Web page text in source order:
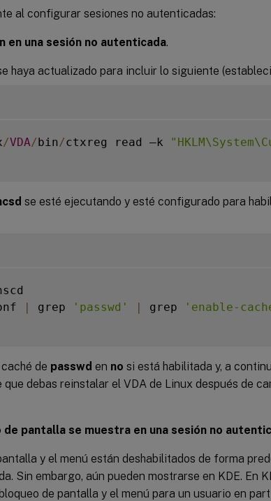
al configurar sesiones no autenticadas:
en una sesión no autenticada.
haya actualizado para incluir lo siguiente
/VDA/bin/ctxreg read –k
se esté ejecutando y esté configurado para
| grep 'passwd' | grep 'enable-
de passwd en no si está habilitada y, a
que debas reinstalar el VDA de Linux después de
pantalla se muestra en una sesión no
y el menú están deshabilitados de forma
Sin embargo, aún pueden mostrarse en KDE. En
de pantalla y el menú para un usuario en